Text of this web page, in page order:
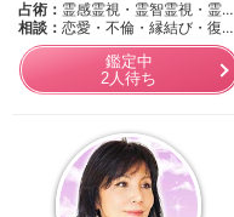
占術： 霊感霊視・霊智霊視・霊
聴・…
相談： 恋愛・不倫・縁結び・復活
愛…
鑑定中
2人待ち